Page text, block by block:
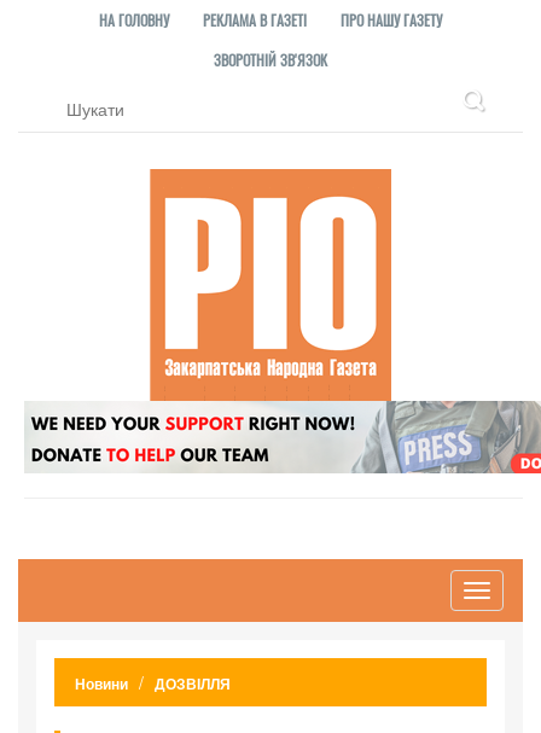
НА ГОЛОВНУ РЕКЛАМА В ГАЗЕТІ
ПРО НАШУ ГАЗЕТУ
ЗВОРОТНІЙ ЗВ'ЯЗОК
Toggle
Новини ДОЗВІЛЛЯ